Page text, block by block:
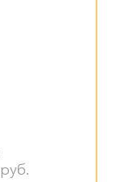
руб.